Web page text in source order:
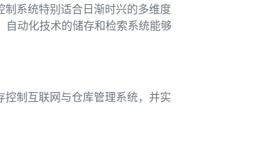
系统特别适合日渐时兴的多维度
动化技术的储存和检索系统能够
制互联网与仓库管理系统，并实